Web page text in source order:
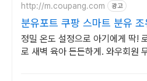
http://m.coupang.com 광고
분유포트 쿠팡 스마트 분유 조
정밀 온도 설정으로 아기에게 딱!
로 새벽 육아 든든하게. 와우회원